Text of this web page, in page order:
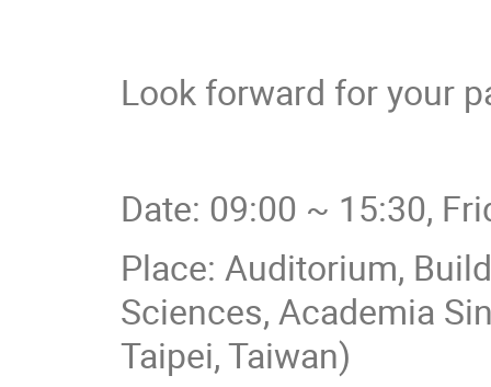
Look forward for your
Date: 09:00 ~ 15:30,
Place: Auditorium,
Sciences, Academia
Taipei, Taiwan)